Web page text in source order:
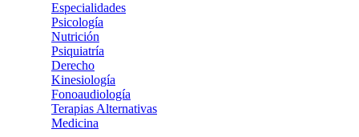
Especialidades
Psicología
Nutrición
Psiquiatría
Derecho
Kinesiología
Fonoaudiología
Terapias Alternativas
Medicina